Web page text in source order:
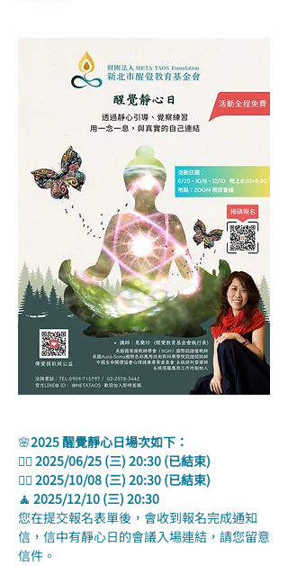
🌸2025 醒覺靜心日場次如下：
🧘‍♀️ 2025/06/25 (三) 20:30 (已結束)
🧘‍♂️ 2025/10/08 (三) 20:30 (已結束)
🧘 2025/12/10 (三) 20:30
您在提交報名表單後，會收到報名完成通知
信，信中有靜心日的會議入場連結，請您留意
信件。